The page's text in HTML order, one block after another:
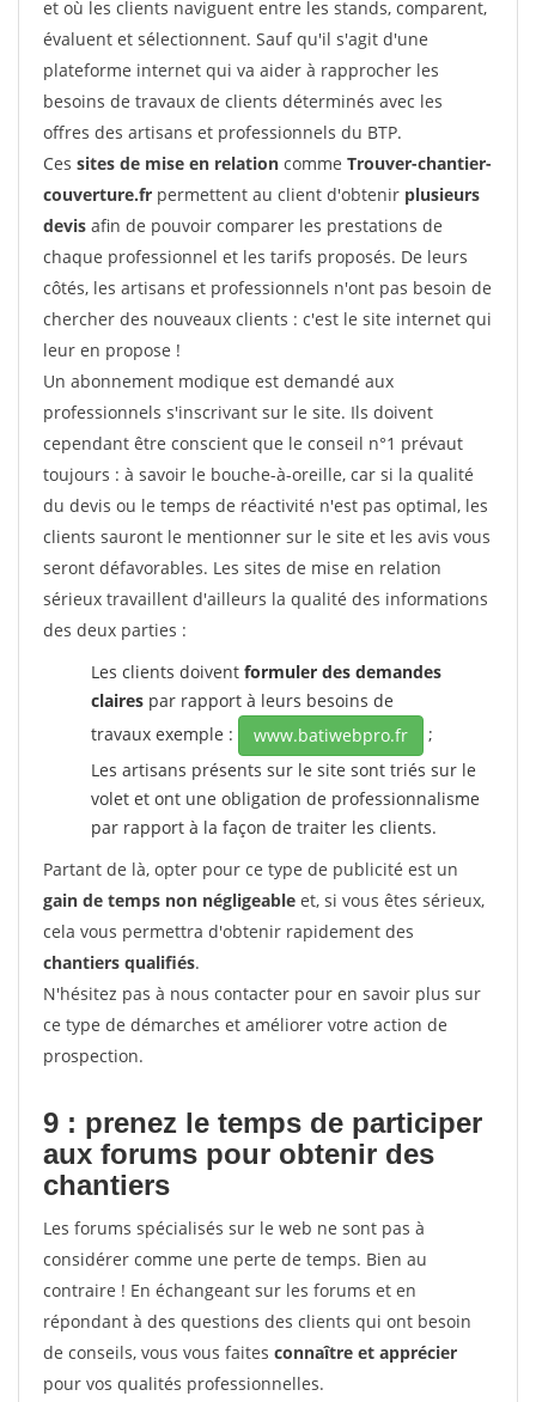
et où les clients naviguent entre les stands, comparent,
évaluent et sélectionnent. Sauf qu'il s'agit d'une
plateforme internet qui va aider à rapprocher les
besoins de travaux de clients déterminés avec les
offres des artisans et professionnels du BTP.
Ces sites de mise en relation comme Trouver-chantier-
couverture.fr permettent au client d'obtenir plusieurs
devis afin de pouvoir comparer les prestations de
chaque professionnel et les tarifs proposés. De leurs
côtés, les artisans et professionnels n'ont pas besoin de
chercher des nouveaux clients : c'est le site internet qui
leur en propose !
Un abonnement modique est demandé aux
professionnels s'inscrivant sur le site. Ils doivent
cependant être conscient que le conseil n°1 prévaut
toujours : à savoir le bouche-à-oreille, car si la qualité
du devis ou le temps de réactivité n'est pas optimal, les
clients sauront le mentionner sur le site et les avis vous
seront défavorables. Les sites de mise en relation
sérieux travaillent d'ailleurs la qualité des informations
des deux parties :
Les clients doivent formuler des demandes
claires par rapport à leurs besoins de
travaux exemple :
www.batiwebpro.fr
;
Les artisans présents sur le site sont triés sur le
volet et ont une obligation de professionnalisme
par rapport à la façon de traiter les clients.
Partant de là, opter pour ce type de publicité est un
gain de temps non négligeable et, si vous êtes sérieux,
cela vous permettra d'obtenir rapidement des
chantiers qualifiés.
N'hésitez pas à nous contacter pour en savoir plus sur
ce type de démarches et améliorer votre action de
prospection.
9 : prenez le temps de participer
aux forums pour obtenir des
chantiers
Les forums spécialisés sur le web ne sont pas à
considérer comme une perte de temps. Bien au
contraire ! En échangeant sur les forums et en
répondant à des questions des clients qui ont besoin
de conseils, vous vous faites connaître et apprécier
pour vos qualités professionnelles.